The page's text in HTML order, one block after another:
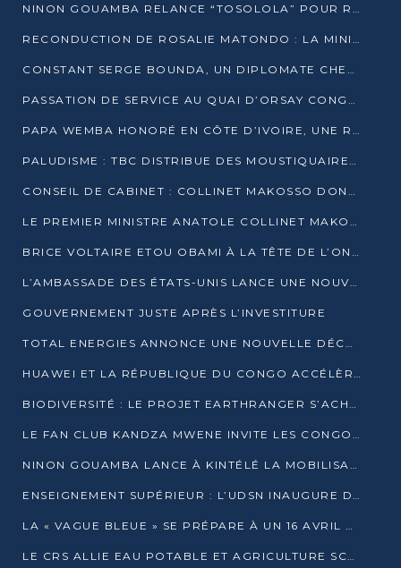
NINON GOUAMBA RELANCE “TOSOLOLA” POUR RENFORCER LE DIALOGUE AVEC LES CITOYENS
RECONDUCTION DE ROSALIE MATONDO : LA MINISTRE PROMET D’ACCÉLÉRER LE TRAITEMENT DES DOSSIERS ET DE RELEVER DE NOUVEAUX DÉFIS
CONSTANT SERGE BOUNDA, UN DIPLOMATE CHEVRONNÉ AUX COMMANDES DES AFFAIRES ÉTRANGÈRES
PASSATION DE SERVICE AU QUAI D’ORSAY CONGOLAIS : GAKOSSO PASSE LE FLAMBEAU À BOUNDA
PAPA WEMBA HONORÉ EN CÔTE D’IVOIRE, UNE RUE PORTE DÉSORMAIS SON NOM
PALUDISME : TBC DISTRIBUE DES MOUSTIQUAIRES DANS DEUX CSI DE BRAZZAVILLE
CONSEIL DE CABINET : COLLINET MAKOSSO DONNE SES DERNIÈRES ORIENTATIONS
LE PREMIER MINISTRE ANATOLE COLLINET MAKOSSO DÉMISSIONNE AVEC SON GOUVERNEMENT
BRICE VOLTAIRE ETOU OBAMI À LA TÊTE DE L’ONEC-C POUR TROIS ANS
L’AMBASSADE DES ÉTATS-UNIS LANCE UNE NOUVELLE COHORTE DU PROGRAMME ACCESS MICRO-SCHOLARSHIP
GOUVERNEMENT JUSTE APRÈS L’INVESTITURE
TOTAL ENERGIES ANNONCE UNE NOUVELLE DÉCOUVERTE D’HYDROCARBURES SUR LE PERMIS MOHO AU LARGE DU CONGO
HUAWEI ET LA RÉPUBLIQUE DU CONGO ACCÉLÈRENT LEUR PARTENARIAT
BIODIVERSITÉ : LE PROJET EARTHRANGER S’ACHÈVE, MAIS LES DÉFIS DEMEURENT
LE FAN CLUB KANDZA MWENE INVITE LES CONGOLAIS À UNE FORTE AFFLUENCE AU STADE DE KINTÉLÉ
NINON GOUAMBA LANCE À KINTÉLÉ LA MOBILISATION POUR L’INVESTITURE DR DSN
ENSEIGNEMENT SUPÉRIEUR : L’UDSN INAUGURE DES LABORATOIRES POUR BOOSTER LA FORMATION PRATIQUE
LA « VAGUE BLEUE » SE PRÉPARE À UN 16 AVRIL HISTORIQUE
LE CRS ALLIE EAU POTABLE ET AGRICULTURE SCOLAIRE AU CŒUR DE LA TRANSFORMATION DES ÉCOLES RURALES